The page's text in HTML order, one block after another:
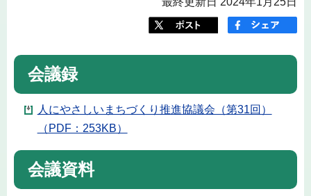
会議録
人にやさしいまちづくり推進協議会（第31回）
（PDF：253KB）
会議資料